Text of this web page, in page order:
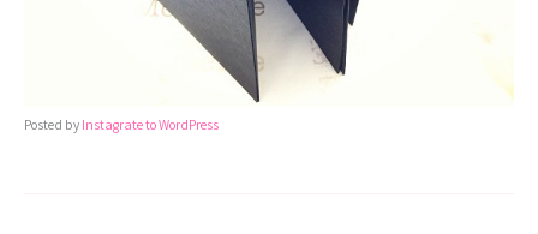
Posted by Instagrate to WordPress